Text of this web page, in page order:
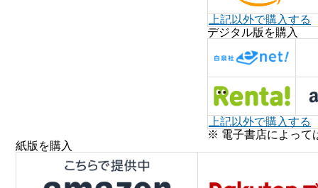
上記以外で購入する
デジタル版を購入
上記以外で購入する
※ 電子書店によって
紙版を購入